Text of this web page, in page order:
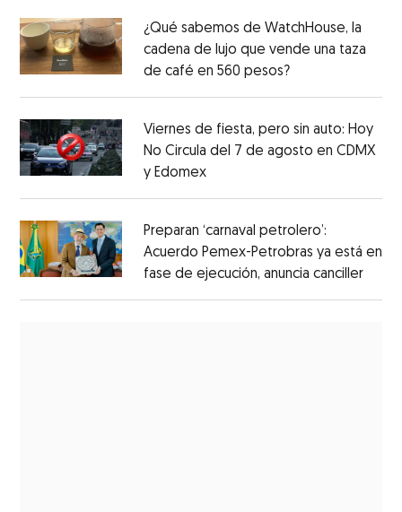
¿Qué sabemos de WatchHouse, la
cadena de lujo que vende una taza
de café en 560 pesos?
Viernes de fiesta, pero sin auto: Hoy
No Circula del 7 de agosto en CDMX
y Edomex
Preparan ‘carnaval petrolero’:
Acuerdo Pemex-Petrobras ya está en
fase de ejecución, anuncia canciller